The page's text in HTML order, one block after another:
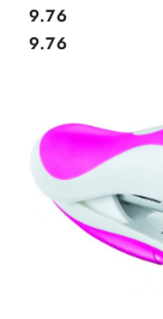
Cena:
9.76
Cena:
9.76